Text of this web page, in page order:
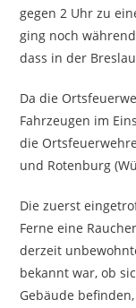
gegen 2 Uhr zu
ging noch
dass in der
Da die
Fahrzeugen im
die
und Rotenburg
Die zuerst
Ferne eine
derzeit
bekannt war, ob
Gebäude